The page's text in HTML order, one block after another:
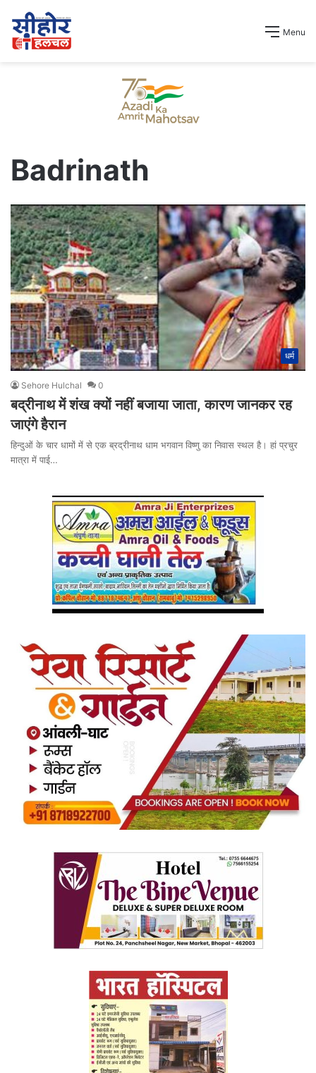
Menu
Badrinath
धर्म
Sehore Hulchal 0
बद्रीनाथ में शंख क्यों नहीं बजाया जाता, कारण जानकर रह
जाएंगे हैरान
हिन्दुओं के चार धामों में से एक ब्रद्रीनाथ धाम भगवान विष्णु का निवास स्थल है। हां प्रचुर
मात्रा में पाई…